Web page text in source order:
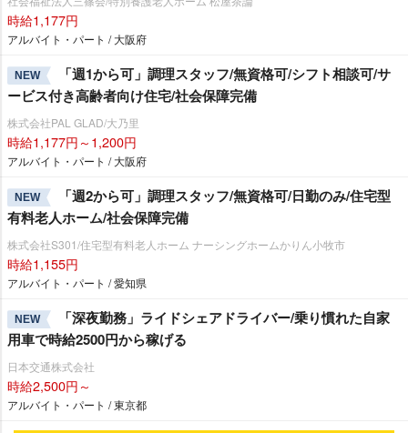
時給1,177円
アルバイト・パート / 大阪府
NEW
「週1から可」調理スタッフ/無資格可/シフト相談可/サ
ービス付き高齢者向け住宅/社会保障完備
株式会社PAL GLAD/大乃里
時給1,177円～1,200円
アルバイト・パート / 大阪府
NEW
「週2から可」調理スタッフ/無資格可/日勤のみ/住宅型
有料老人ホーム/社会保障完備
株式会社S301/住宅型有料老人ホーム ナーシングホームかりん小牧市
時給1,155円
アルバイト・パート / 愛知県
NEW
「深夜勤務」ライドシェアドライバー/乗り慣れた自家
用車で時給2500円から稼げる
日本交通株式会社
時給2,500円～
アルバイト・パート / 東京都